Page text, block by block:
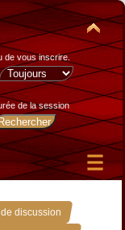
de vous inscrire.
de la session
discussion »